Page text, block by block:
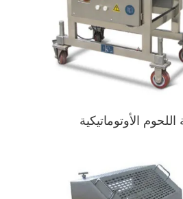
اللحوم الأوتوماتيكية